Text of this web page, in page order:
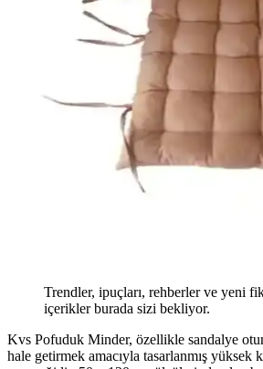
Trendler, ipuçları, rehberler ve yeni
içerikler burada sizi bekliyor.
Kvs Pofuduk Minder, özellikle sandalye
hale getirmek amacıyla tasarlanmış yüksek